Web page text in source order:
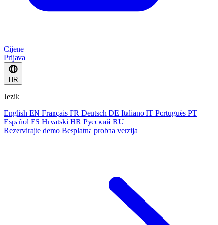
Cijene
Prijava
HR
Jezik
English EN Français FR Deutsch DE Italiano IT Português PT
Español ES Hrvatski HR Русский RU
Rezervirajte demo Besplatna probna verzija